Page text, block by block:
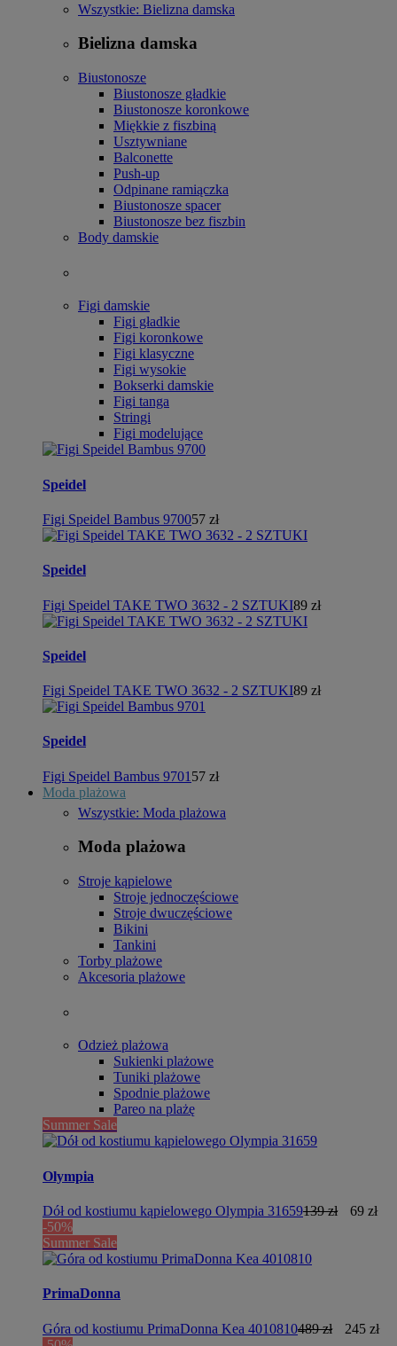
Wszystkie: Bielizna damska
Bielizna damska
Biustonosze
Biustonosze gładkie
Biustonosze koronkowe
Miękkie z fiszbiną
Usztywniane
Balconette
Push-up
Odpinane ramiączka
Biustonosze spacer
Biustonosze bez fiszbin
Body damskie
Figi damskie
Figi gładkie
Figi koronkowe
Figi klasyczne
Figi wysokie
Bokserki damskie
Figi tanga
Stringi
Figi modelujące
Speidel
Figi Speidel Bambus 970057 zł
Speidel
Figi Speidel TAKE TWO 3632 - 2 SZTUKI89 zł
Speidel
Figi Speidel TAKE TWO 3632 - 2 SZTUKI89 zł
Speidel
Figi Speidel Bambus 9701 57 zł
Moda plażowa
Wszystkie: Moda plażowa
Moda plażowa
Stroje kąpielowe
Stroje jednoczęściowe
Stroje dwuczęściowe
Bikini
Tankini
Torby plażowe
Akcesoria plażowe
Odzież plażowa
Sukienki plażowe
Tuniki plażowe
Spodnie plażowe
Pareo na plażę
Summer Sale
Olympia
Dół od kostiumu kąpielowego Olympia 31659139 zł
69 zł
-50%
Summer Sale
PrimaDonna
Góra od kostiumu PrimaDonna Kea 4010810489 zł
245 zł